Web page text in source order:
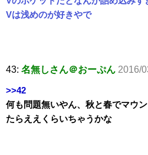
Vは浅めのが好きやで
43: 名無しさん＠おーぷん 2016/
>>42
何も問題無いやん、秋と春でマウ
たらええくらいちゃうかな